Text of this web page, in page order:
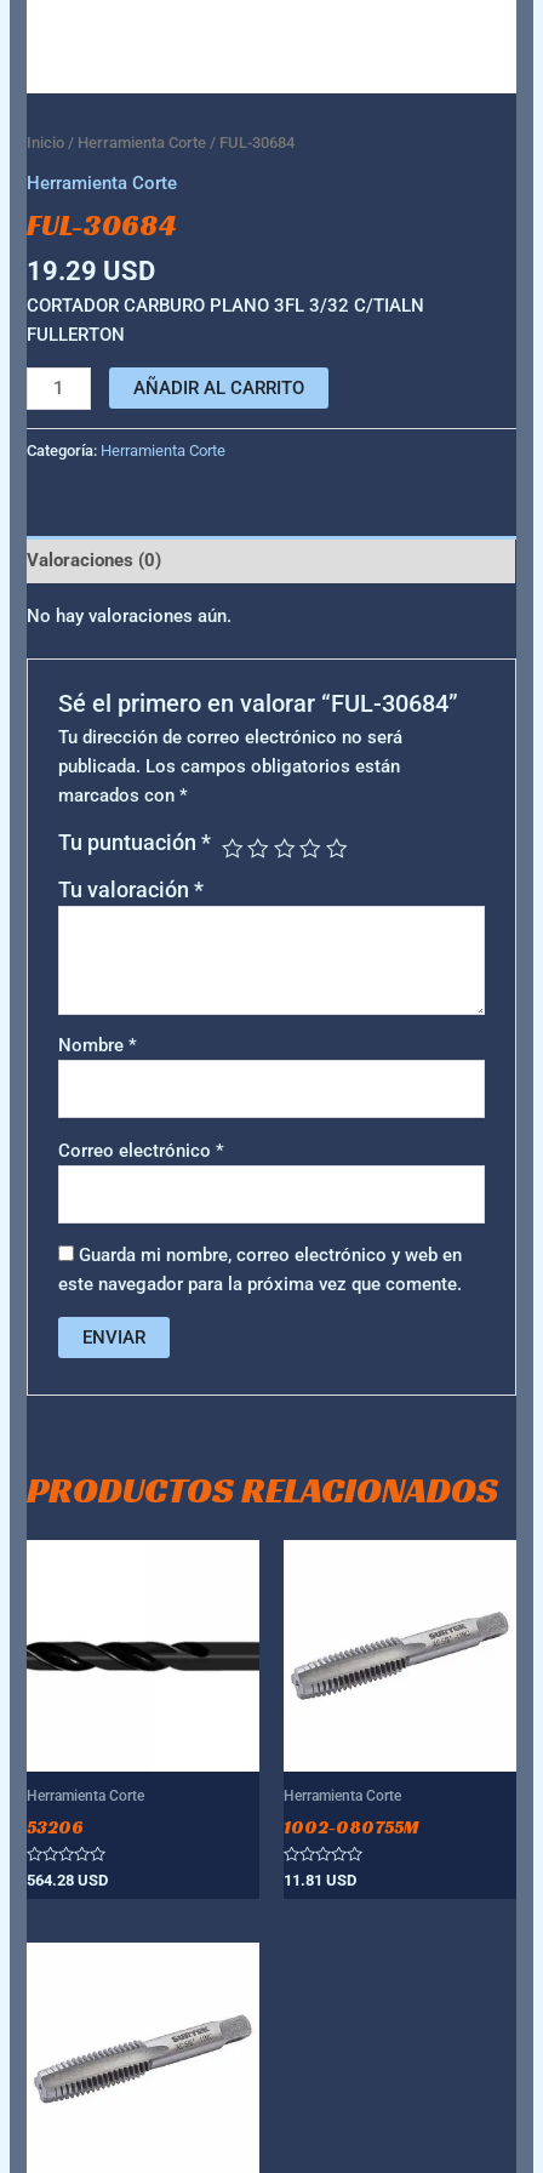
Inicio / Herramienta Corte / FUL-30684
Herramienta Corte
FUL-30684
19.29 USD
CORTADOR CARBURO PLANO 3FL 3/32 C/TIALN
FULLERTON
AÑADIR AL CARRITO
Categoría: Herramienta Corte
Valoraciones (0)
No hay valoraciones aún.
Sé el primero en valorar “FUL-30684”
Tu dirección de correo electrónico no será
publicada. Los campos obligatorios están
marcados con *
Tu puntuación *
Tu valoración *
Nombre *
Correo electrónico *
Guarda mi nombre, correo electrónico y web en
este navegador para la próxima vez que comente.
PRODUCTOS RELACIONADOS
Herramienta Corte
53206
Valorado
con
564.28USD
Herramienta Corte
1002-080755M
Valorado
con
11.81 USD